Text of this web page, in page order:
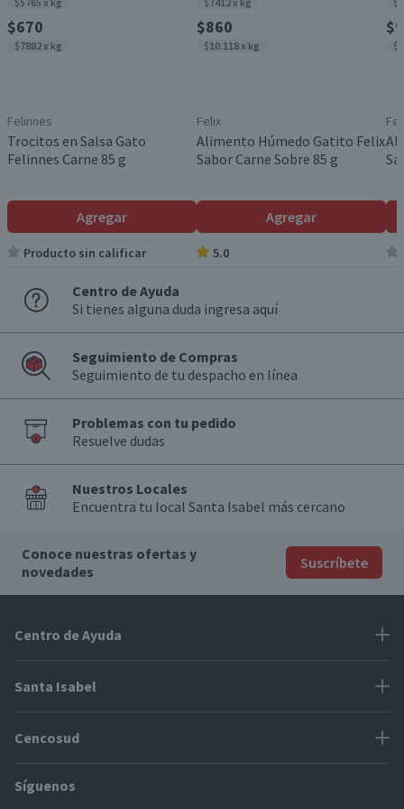
$670
$7882 x kg
Felinnes
Trocitos en Salsa Gato
Felinnes Carne 85 g
Agregar
Producto sin calificar
$860
$10.118 x kg
Felix
Alimento Húmedo Gatito Felix
Sabor Carne Sobre 85 g
Agregar
5.0
Centro de Ayuda
Si tienes alguna duda ingresa aquí
Seguimiento de Compras
Seguimiento de tu despacho en línea
Problemas con tu pedido
Resuelve dudas
Nuestros Locales
Encuentra tu local Santa Isabel más cercano
Conoce nuestras ofertas y
novedades
Suscríbete
Centro de Ayuda
Problemas con tu pedido
Cómo modificar mis datos
Modos de entrega y cobertura
Santa Isabel
Proveedores
Cencosud
Paris
Síguenos